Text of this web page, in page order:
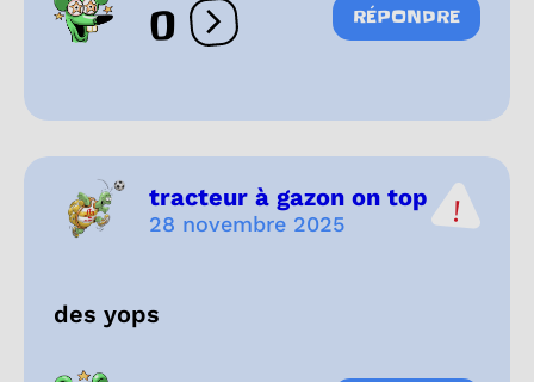
0 Ouvrir les réactions
RÉPONDRE
tracteur à gazon on top
28 novembre 2025
des yops